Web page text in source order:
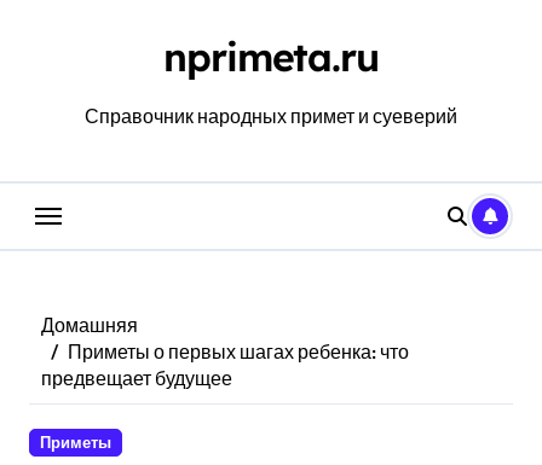
nprimeta.ru
Справочник народных примет и суеверий
Домашняя
Приметы о первых шагах ребенка: что
предвещает будущее
Приметы